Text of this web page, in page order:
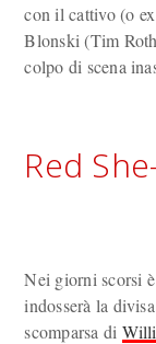
con il cattivo (o
Blonski (Tim
colpo di scena
Red
Nei giorni scorsi
indosserà la
scomparsa di